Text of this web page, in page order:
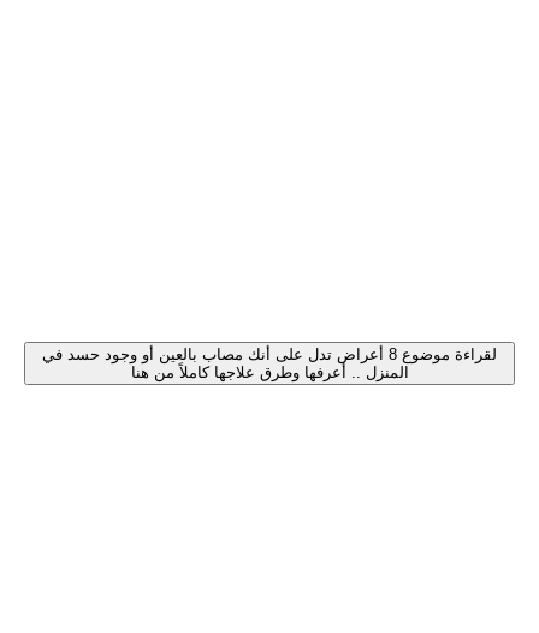
لقراءة موضوع 8 أعراض تدل على أنك مصاب بالعين أو وجود حسد في
المنزل .. أعرفها وطرق علاجها كاملاً من هنا